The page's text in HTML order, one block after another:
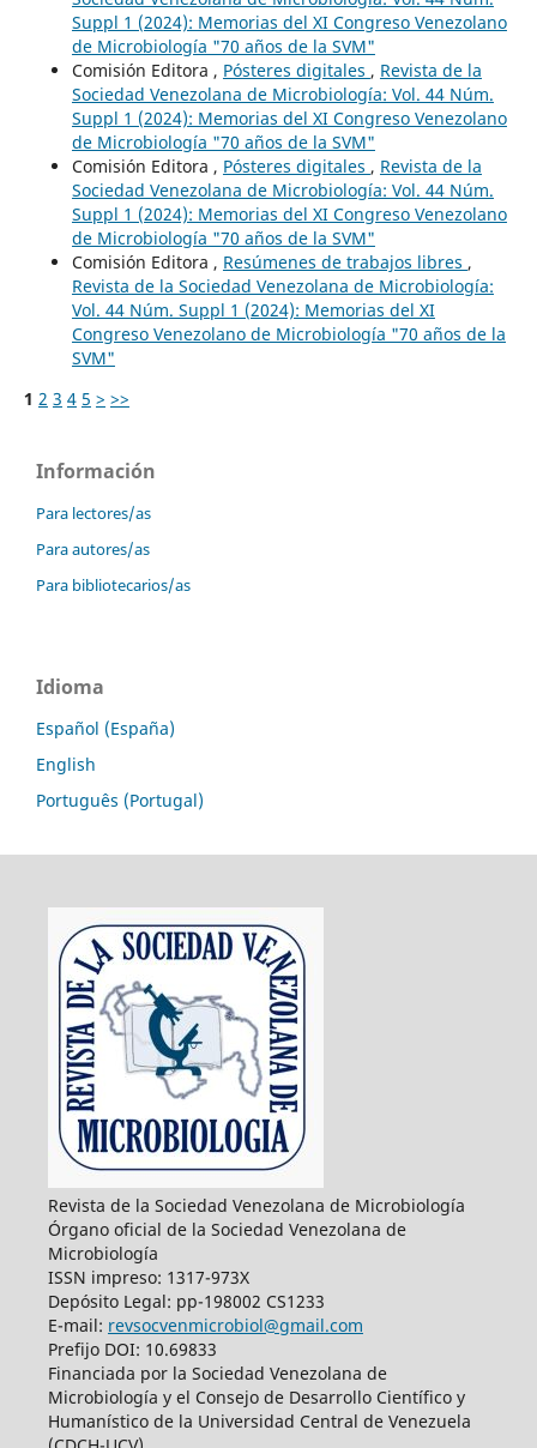
Suppl 1 (2024): Memorias del XI Congreso Venezolano
de Microbiología "70 años de la SVM"
Comisión Editora , Pósteres digitales , Revista de la
Sociedad Venezolana de Microbiología: Vol. 44 Núm.
Suppl 1 (2024): Memorias del XI Congreso Venezolano
de Microbiología "70 años de la SVM"
Comisión Editora , Pósteres digitales , Revista de la
Sociedad Venezolana de Microbiología: Vol. 44 Núm.
Suppl 1 (2024): Memorias del XI Congreso Venezolano
de Microbiología "70 años de la SVM"
Comisión Editora , Resúmenes de trabajos libres ,
Revista de la Sociedad Venezolana de Microbiología:
Vol. 44 Núm. Suppl 1 (2024): Memorias del XI
Congreso Venezolano de Microbiología "70 años de la
SVM"
1 2 3 4 5 > >>
Información
Para lectores/as
Para autores/as
Para bibliotecarios/as
Idioma
Español (España)
English
Português (Portugal)
Revista de la Sociedad Venezolana de Microbiología
Órgano oficial de la Sociedad Venezolana de
Microbiología
ISSN impreso: 1317-973X
Depósito Legal: pp-198002 CS1233
E-mail: revsocvenmicrobiol@gmail.com
Prefijo DOI: 10.69833
Financiada por la Sociedad Venezolana de
Microbiología y el Consejo de Desarrollo Científico y
Humanístico de la Universidad Central de Venezuela